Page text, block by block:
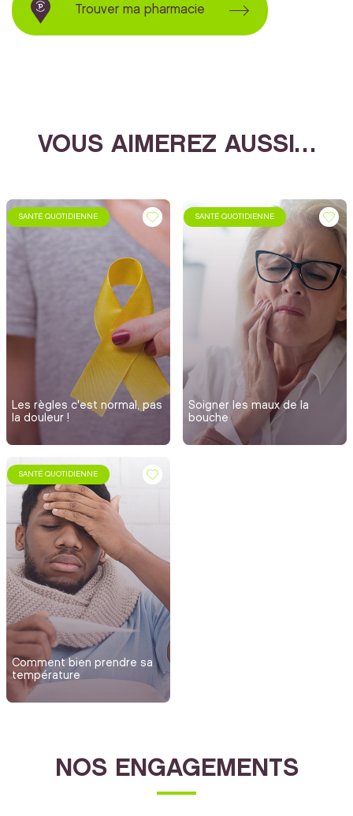
Trouver ma pharmacie
VOUS AIMEREZ AUSSI…
SANTÉ QUOTIDIENNE
Les règles c'est normal, pas
la douleur !
SANTÉ QUOTIDIENNE
Soigner les maux de la
bouche
SANTÉ QUOTIDIENNE
Comment bien prendre sa
température
NOS ENGAGEMENTS